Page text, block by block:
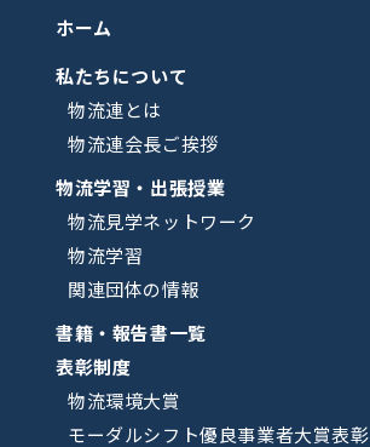
ホーム
私たちについて
物流連とは
物流連会長ご挨拶
物流学習・出張授業
物流見学ネットワーク
物流学習
関連団体の情報
書籍・報告書一覧
表彰制度
物流環境大賞
モーダルシフト優良事業者大賞表彰